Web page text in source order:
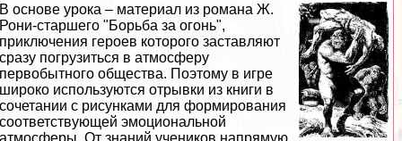
В основе урока – материал из романа Ж.
Рони-старшего "Борьба за огонь",
приключения героев которого заставляют
сразу погрузиться в атмосферу
первобытного общества. Поэтому в игре
широко используются отрывки из книги в
сочетании с рисунками для формирования
соответствующей эмоциональной
атмосферы. От знаний учеников напрямую